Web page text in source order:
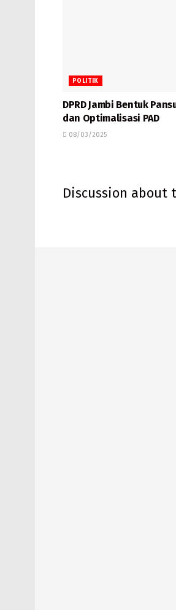
POLITIK
DPRD Jambi Bentuk
dan Optimalisasi PAD
08/03/2025
Discussion about